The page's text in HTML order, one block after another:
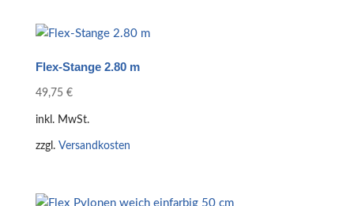
Flex-Stange 2.80 m
49,75 €
inkl. MwSt.
zzgl. Versandkosten